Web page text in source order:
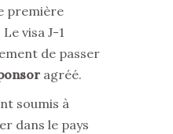
première
visa J-1
de passer
agréé.
soumis à
dans le pays